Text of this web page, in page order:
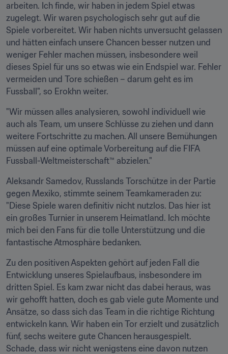
arbeiten. Ich finde, wir haben in jedem Spiel etwas
zugelegt. Wir waren psychologisch sehr gut auf die
Spiele vorbereitet. Wir haben nichts unversucht gelassen
und hätten einfach unsere Chancen besser nutzen und
weniger Fehler machen müssen, insbesondere weil
dieses Spiel für uns so etwas wie ein Endspiel war. Fehler
vermeiden und Tore schießen – darum geht es im
Fussball", so Erokhn weiter.
"Wir müssen alles analysieren, sowohl individuell wie
auch als Team, um unsere Schlüsse zu ziehen und dann
weitere Fortschritte zu machen. All unsere Bemühungen
müssen auf eine optimale Vorbereitung auf die FIFA
Fussball-Weltmeisterschaft™ abzielen."
Aleksandr Samedov, Russlands Torschütze in der Partie
gegen Mexiko, stimmte seinem Teamkameraden zu:
"Diese Spiele waren definitiv nicht nutzlos. Das hier ist
ein großes Turnier in unserem Heimatland. Ich möchte
mich bei den Fans für die tolle Unterstützung und die
fantastische Atmosphäre bedanken.
Zu den positiven Aspekten gehört auf jeden Fall die
Entwicklung unseres Spielaufbaus, insbesondere im
dritten Spiel. Es kam zwar nicht das dabei heraus, was
wir gehofft hatten, doch es gab viele gute Momente und
Ansätze, so dass sich das Team in die richtige Richtung
entwickeln kann. Wir haben ein Tor erzielt und zusätzlich
fünf, sechs weitere gute Chancen herausgespielt.
Schade, dass wir nicht wenigstens eine davon nutzen